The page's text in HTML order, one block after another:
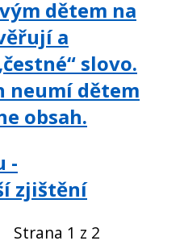
dětem na
a
slovo.
neumí dětem
obsah.
-
zjištění
Strana 1 z 2